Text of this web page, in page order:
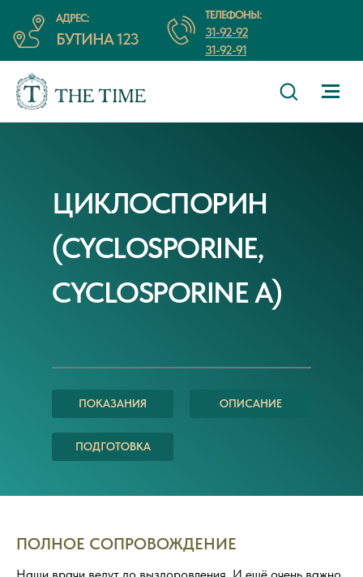
АДРЕС:
БУТИНА 123
ТЕЛЕФОНЫ:
31-92-92
31-92-91
ЦИКЛОСПОРИН
(CYCLOSPORINE,
CYCLOSPORINE A)
ПОКАЗАНИЯ ОПИСАНИЕ
ПОДГОТОВКА
ПОЛНОЕ СОПРОВОЖДЕНИЕ